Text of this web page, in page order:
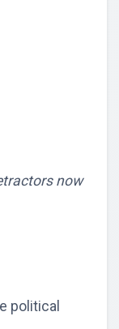
now
political